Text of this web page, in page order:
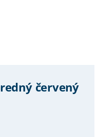
červený